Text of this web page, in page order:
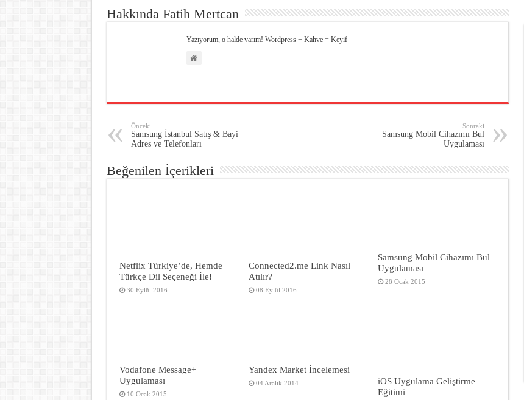
Hakkında Fatih Mertcan
Yazıyorum, o halde varım! Wordpress + Kahve = Keyif
Önceki
Samsung İstanbul Satış & Bayi
Adres ve Telefonları
Sonraki
Samsung Mobil Cihazımı Bul
Uygulaması
Beğenilen İçerikleri
Netflix Türkiye’de, Hemde
Türkçe Dil Seçeneği İle!
30 Eylül 2016
Connected2.me Link Nasıl
Atılır?
08 Eylül 2016
Samsung Mobil Cihazımı Bul
Uygulaması
28 Ocak 2015
Vodafone Message+
Uygulaması
10 Ocak 2015
Yandex Market İncelemesi
04 Aralık 2014
iOS Uygulama Geliştirme
Eğitimi